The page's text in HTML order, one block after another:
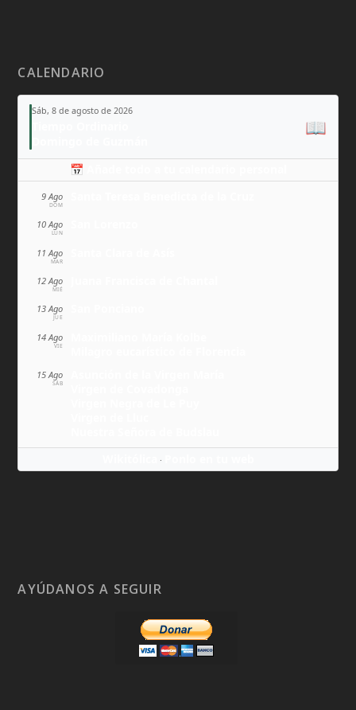
CALENDARIO
Sáb, 8 de agosto de 2026
📖
📅 Añade todo a tu calendario personal
9 Ago
DOM
10 Ago
LUN
11 Ago
MAR
12 Ago
MIÉ
13 Ago
JUE
14 Ago
VIE
15 Ago
SÁB
·
AYÚDANOS A SEGUIR